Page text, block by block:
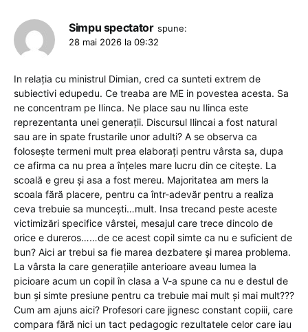
Simpu spectator spune:
28 mai 2026 la 09:32
In relația cu ministrul Dimian, cred ca sunteti extrem de
subiectivi edupedu. Ce treaba are ME in povestea acesta. Sa
ne concentram pe Ilinca. Ne place sau nu Ilinca este
reprezentanta unei generații. Discursul Ilincai a fost natural
sau are in spate frustarile unor adulti? A se observa ca
folosește termeni mult prea elaborați pentru vârsta sa, dupa
ce afirma ca nu prea a înțeles mare lucru din ce citește. La
scoală e greu și asa a fost mereu. Majoritatea am mers la
scoala fără placere, pentru ca într-adevăr pentru a realiza
ceva trebuie sa muncești…mult. Insa trecand peste aceste
victimizări specifice vârstei, mesajul care trece dincolo de
orice e dureros……de ce acest copil simte ca nu e suficient de
bun? Aici ar trebui sa fie marea dezbatere și marea problema.
La vârsta la care generațiile anterioare aveau lumea la
picioare acum un copil în clasa a V-a spune ca nu e destul de
bun și simte presiune pentru ca trebuie mai mult și mai mult???
Cum am ajuns aici? Profesori care jignesc constant copiii, care
compara fără nici un tact pedagogic rezultatele celor care iau